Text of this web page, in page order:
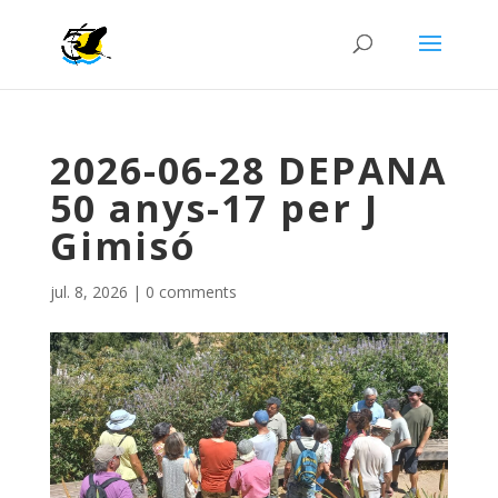
2026-06-28 DEPANA
50 anys-17 per J
Gimisó
jul. 8, 2026 | 0 comments